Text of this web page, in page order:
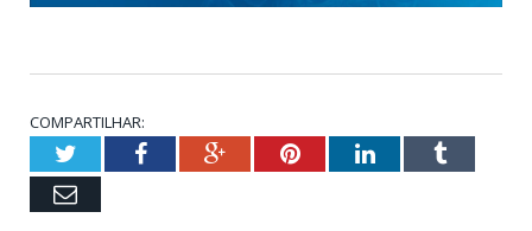
COMPARTILHAR:
TwitterFacebookGoogle+PinterestLinkedInTumblr
Email